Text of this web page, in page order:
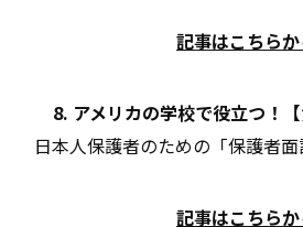
記事はこちらか
8. アメリカの学校で役立つ！【
日本人保護者のための「保護者面
記事はこちらか